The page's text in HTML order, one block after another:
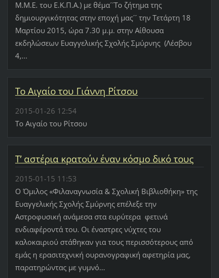
Μ.Μ.Ε. του Ε.Κ.Π.Α.) με θέμα´´Το ζήτημα της
δημιουργικότητας στην εποχή μας´´ την Τετάρτη 18
Μαρτίου 2015, ώρα 7.30 μ.μ. στην Αίθουσα
εκδηλώσεων Ευαγγελικής Σχολής Σμύρνης (Λέσβου
4,...
Το Αιγαίο του Γιάννη Ρίτσου
2015-01-26 12:54
Το Αιγαίο του Ρίτσου
Τ’ αστέρια κρατούν έναν κόσμο δικό τους
2015-01-15 11:53
Ο Όμιλος «Φιλαναγνωσία & Σχολική Βιβλιοθήκη» της
Ευαγγελικής Σχολής Σμύρνης επέλεξε την
Αστροφυσική ανάμεσα στα ευρύτερα φετινά
ενδιαφέροντά του. Οι έναστρες νύχτες του
καλοκαιριού στάθηκαν για τους περισσότερους από
εμάς η ερασιτεχνική ουρανογραφική αφετηρία μας,
παρατηρώντας με γυμνό...